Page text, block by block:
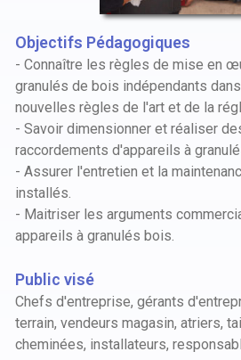
Objectifs Pédagogiques
- Connaître les règles de mise en
granulés de bois indépendants
nouvelles règles de l'art et de la
- Savoir dimensionner et réaliser
raccordements d'appareils à
- Assurer l'entretien et la
installés.
- Maitriser les arguments
appareils à granulés bois.
Public visé
Chefs d'entreprise, gérants
terrain, vendeurs magasin, atriers,
cheminées, installateurs,